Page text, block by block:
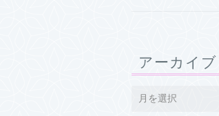
アーカイブ